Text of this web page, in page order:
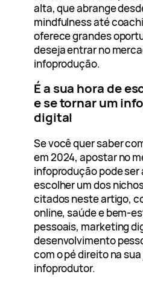
alta, que abrange
mindfulness até
oferece grandes
deseja entrar no
infoprodução.
É a sua hora de
e se tornar um
digital
Se você quer saber
em 2024, apostar no
infoprodução pode ser
escolher um dos
citados neste artigo,
online, saúde e bem-
pessoais, marketing
desenvolvimento
com o pé direito na
infoprodutor.